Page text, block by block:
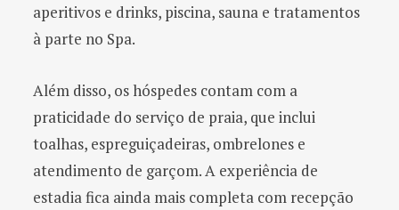
aperitivos e drinks, piscina, sauna e tratamentos
à parte no Spa.
Além disso, os hóspedes contam com a
praticidade do serviço de praia, que inclui
toalhas, espreguiçadeiras, ombrelones e
atendimento de garçom. A experiência de
estadia fica ainda mais completa com recepção